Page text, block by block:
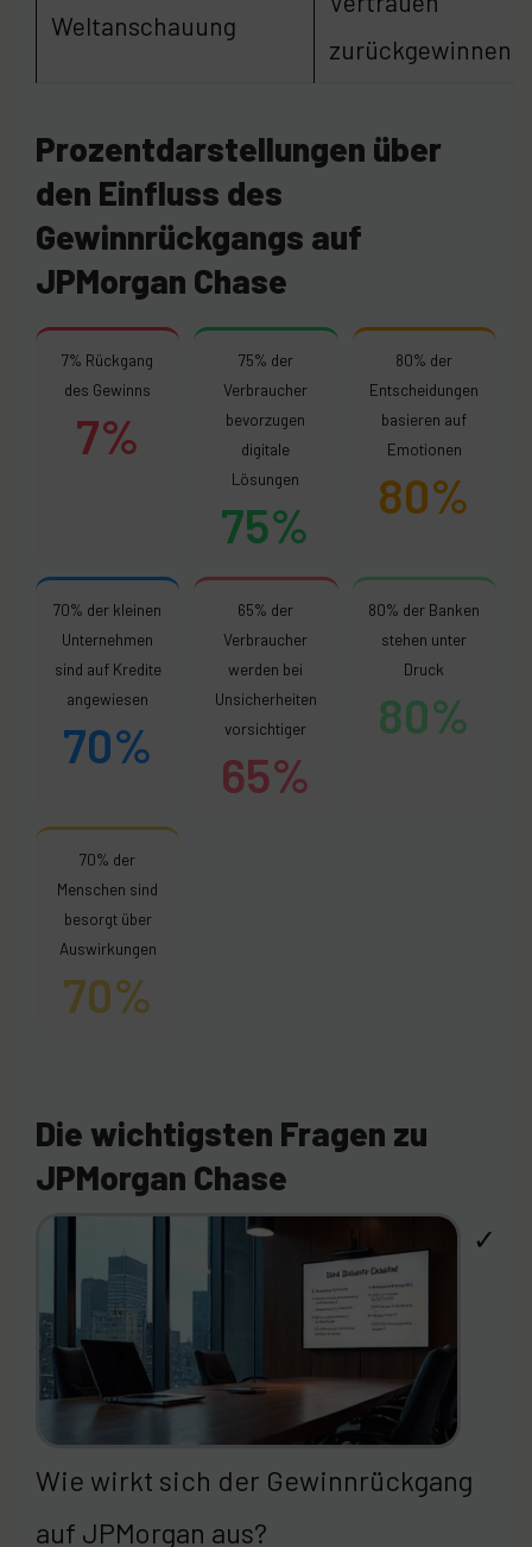
Weltanschauung
zurückgewinnen
Prozentdarstellungen über
den Einfluss des
Gewinnrückgangs auf
JPMorgan Chase
7% Rückgang
des Gewinns
7%
75% der
Verbraucher
bevorzugen
digitale
Lösungen
75%
80% der
Entscheidungen
basieren auf
Emotionen
80%
70% der kleinen
Unternehmen
sind auf Kredite
angewiesen
70%
65% der
Verbraucher
werden bei
Unsicherheiten
vorsichtiger
65%
80% der Banken
stehen unter
Druck
80%
70% der
Menschen sind
besorgt über
Auswirkungen
70%
Die wichtigsten Fragen zu
JPMorgan Chase
✓
Wie wirkt sich der Gewinnrückgang
auf JPMorgan aus?